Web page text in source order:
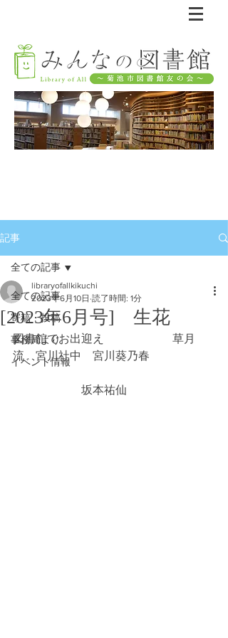
記事
全ての記事
寄稿・投稿
事務局より
イベント情報
全ての記事
[2023年6月号] 生花
libraryofallkikuchi
2023年6月10日 読了時間: 1分
図書館でお出迎え                        草月
流　宮川社中　宮川葵乃春
坂本祐仙